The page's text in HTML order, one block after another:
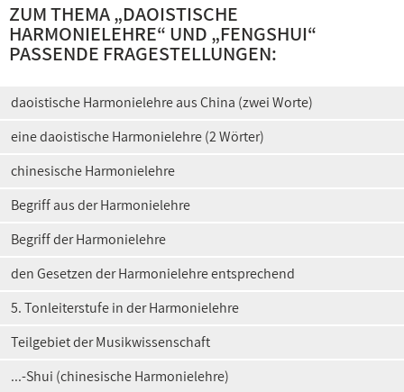
ZUM THEMA „DAOISTISCHE
HARMONIELEHRE“ UND „FENGSHUI“
PASSENDE FRAGESTELLUNGEN:
daoistische Harmonielehre aus China (zwei Worte)
eine daoistische Harmonielehre (2 Wörter)
chinesische Harmonielehre
Begriff aus der Harmonielehre
Begriff der Harmonielehre
den Gesetzen der Harmonielehre entsprechend
5. Tonleiterstufe in der Harmonielehre
Teilgebiet der Musikwissenschaft
...-Shui (chinesische Harmonielehre)